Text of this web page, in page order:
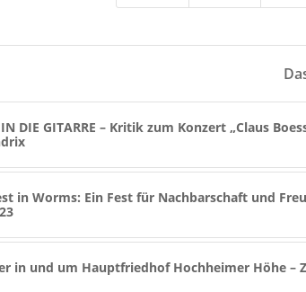
IN DIE GITARRE – Kritik zum Konzert „Claus
in Worms: Ein Fest für Nachbarschaft und
in und um Hauptfriedhof Hochheimer Höhe –